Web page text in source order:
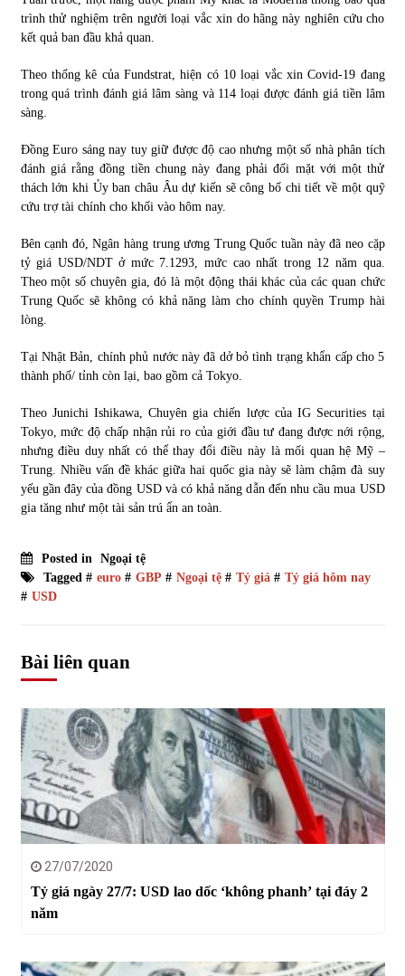
trình thử nghiệm trên người loại vắc xin do hãng này nghiên cứu cho
kết quả ban đầu khả quan.
Theo thống kê của Fundstrat, hiện có 10 loại vắc xin Covid-19 đang
trong quá trình đánh giá lâm sàng và 114 loại được đánh giá tiền lâm
sàng.
Đồng Euro sáng nay tuy giữ được độ cao nhưng một số nhà phân tích
đánh giá rằng đồng tiền chung này đang phải đối mặt với một thử
thách lớn khi Ủy ban châu Âu dự kiến sẽ công bố chi tiết về một quỹ
cứu trợ tài chính cho khối vào hôm nay.
Bên cạnh đó, Ngân hàng trung ương Trung Quốc tuần này đã neo cặp
tỷ giá USD/NDT ở mức 7.1293, mức cao nhất trong 12 năm qua.
Theo một số chuyên gia, đó là một động thái khác của các quan chức
Trung Quốc sẽ không có khả năng làm cho chính quyền Trump hài
lòng.
Tại Nhật Bản, chính phủ nước này đã dở bỏ tình trạng khẩn cấp cho 5
thành phố/ tỉnh còn lại, bao gồm cả Tokyo.
Theo Junichi Ishikawa, Chuyên gia chiến lược của IG Securities tại
Tokyo, mức độ chấp nhận rủi ro của giới đầu tư đang được nới rộng,
nhưng điều duy nhất có thể thay đổi điều này là mối quan hệ Mỹ –
Trung. Nhiều vấn đề khác giữa hai quốc gia này sẽ làm chậm đà suy
yếu gần đây của đồng USD và có khả năng dẫn đến nhu cầu mua USD
gia tăng như một tài sản trú ẩn an toàn.
Posted in Ngoại tệ
Tagged # euro# GBP # Ngoại tệ# Tỷ giá# Tỷ giá hôm nay
# USD
Bài liên quan
27/07/2020
Tỷ giá ngày 27/7: USD lao dốc ‘không phanh’ tại đáy 2
năm